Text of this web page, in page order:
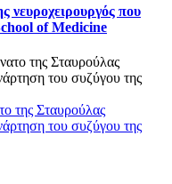
που
of Medicine
της Σταυρούλας
του συζύγου της